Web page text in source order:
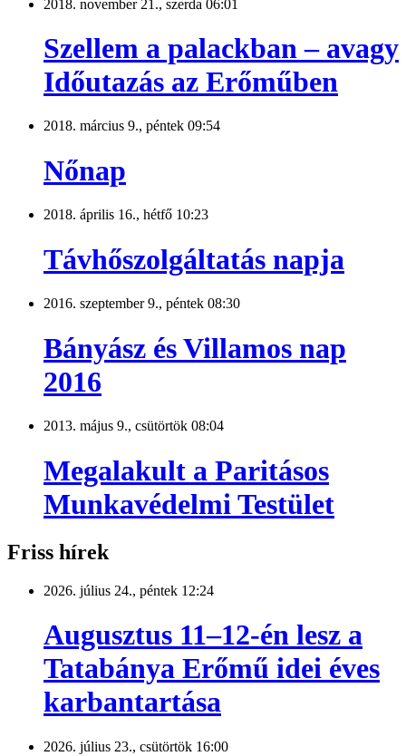
2018. november 21., szerda 06:01
Szellem a palackban – avagy
Időutazás az Erőműben
2018. március 9., péntek 09:54
Nőnap
2018. április 16., hétfő 10:23
Távhőszolgáltatás napja
2016. szeptember 9., péntek 08:30
Bányász és Villamos nap
2016
2013. május 9., csütörtök 08:04
Megalakult a Paritásos
Munkavédelmi Testület
Friss hírek
2026. július 24., péntek 12:24
Augusztus 11–12-én lesz a
Tatabánya Erőmű idei éves
karbantartása
2026. július 23., csütörtök 16:00